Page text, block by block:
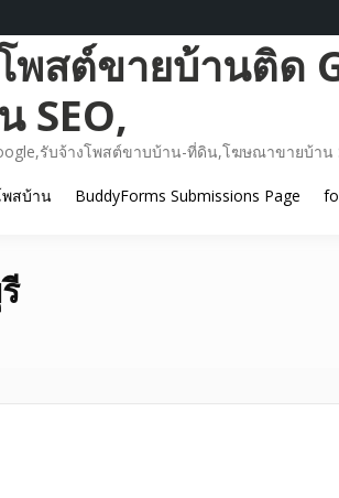
พสต์ขายบ้านติด
SEO,
รับจ้างโพสต์ขาบบ้าน-ที่ดิน,โฆษณาขายบ้าน
สบ้าน BuddyForms Submissions Page